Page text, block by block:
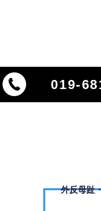
019-
外反母趾